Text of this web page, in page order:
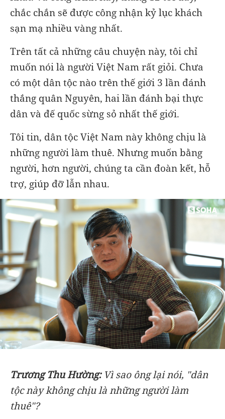
chắc chắn sẽ được công nhận kỷ lục khách
sạn mạ nhiều vàng nhất.
Trên tất cả những câu chuyện này, tôi chỉ
muốn nói là người Việt Nam rất giỏi. Chưa
có một dân tộc nào trên thế giới 3 lần đánh
thắng quân Nguyên, hai lần đánh bại thực
dân và đế quốc sừng sỏ nhất thế giới.
Tôi tin, dân tộc Việt Nam này không chịu là
những người làm thuê. Nhưng muốn bằng
người, hơn người, chúng ta cần đoàn kết, hỗ
trợ, giúp đỡ lẫn nhau.
Trương Thu Hường:Vì sao ông lại nói, "dân
tộc này không chịu là những người làm
thuê"?